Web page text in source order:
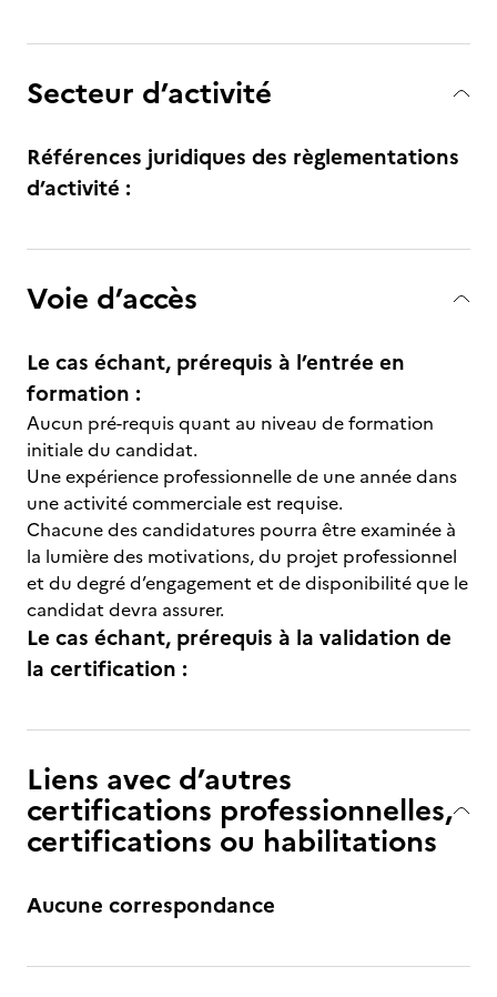
Secteur d’activité
Références juridiques des règlementations
d’activité :
Voie d’accès
Le cas échant, prérequis à l’entrée en
formation :
Aucun pré-requis quant au niveau de formation
initiale du candidat.
Une expérience professionnelle de une année dans
une activité commerciale est requise.
Chacune des candidatures pourra être examinée à
la lumière des motivations, du projet professionnel
et du degré d’engagement et de disponibilité que le
candidat devra assurer.
Le cas échant, prérequis à la validation de
la certification :
Liens avec d’autres
certifications professionnelles,
certifications ou habilitations
Aucune correspondance